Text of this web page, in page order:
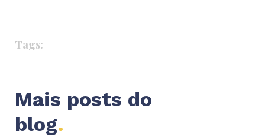
Tags:
Mais posts do
blog.